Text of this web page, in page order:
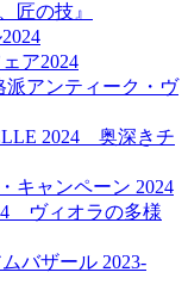
匠の技』
ア2024
派アンティーク・ヴ
2024 奥深きチ
キャンペーン 2024
ヴィオラの多様
バザール 2023-